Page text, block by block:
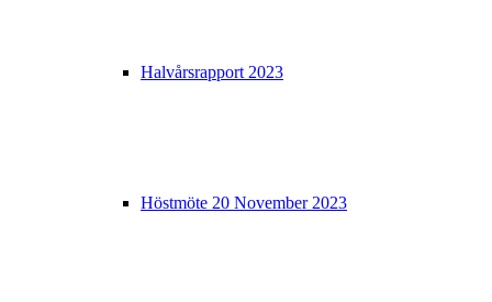
Halvårsrapport 2023
Höstmöte 20 November 2023